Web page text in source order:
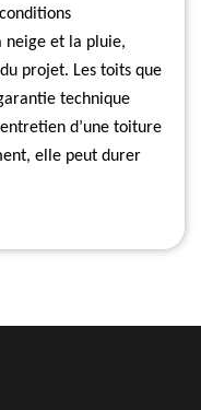
neige et la pluie,
projet. Les toits que
technique
d’une toiture
elle peut durer